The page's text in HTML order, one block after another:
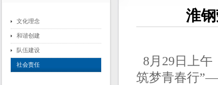
文化理念
和谐创建
队伍建设
社会责任
淮
8月29日上
筑梦青春行